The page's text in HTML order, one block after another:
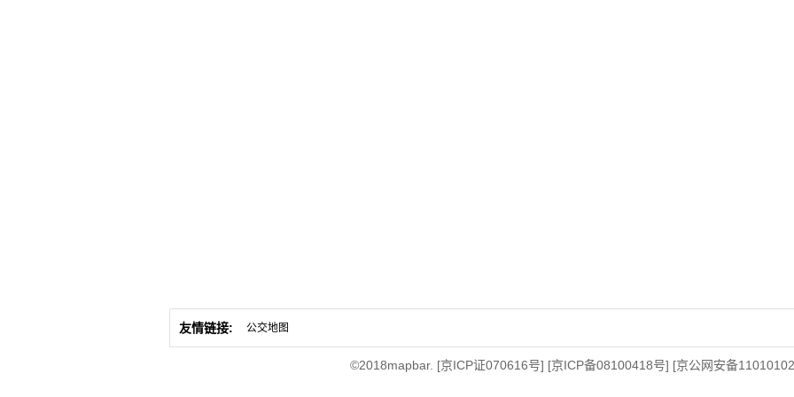
友情链接: 公交地图
©2018mapbar. [京ICP证070616号] [京ICP备08100418号] [京公网安备